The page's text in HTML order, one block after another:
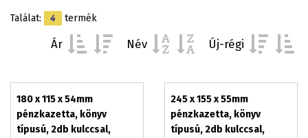
Találat: 4 termék
Ár Név Új-régi
180 x 115 x 54mm
pénzkazetta, könyv
típusú, 2db kulccsal,
245 x 155 x 55mm
pénzkazetta, könyv
típusú, 2db kulccsal,